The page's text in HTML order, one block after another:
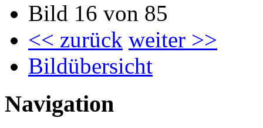
Bild 16 von 85
<< zurück weiter >>
Bildübersicht
Navigation